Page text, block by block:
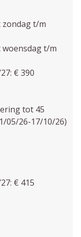
zondag t/m
woensdag t/m
€ 390
tot 45
05/26-17/10/26)
€ 415